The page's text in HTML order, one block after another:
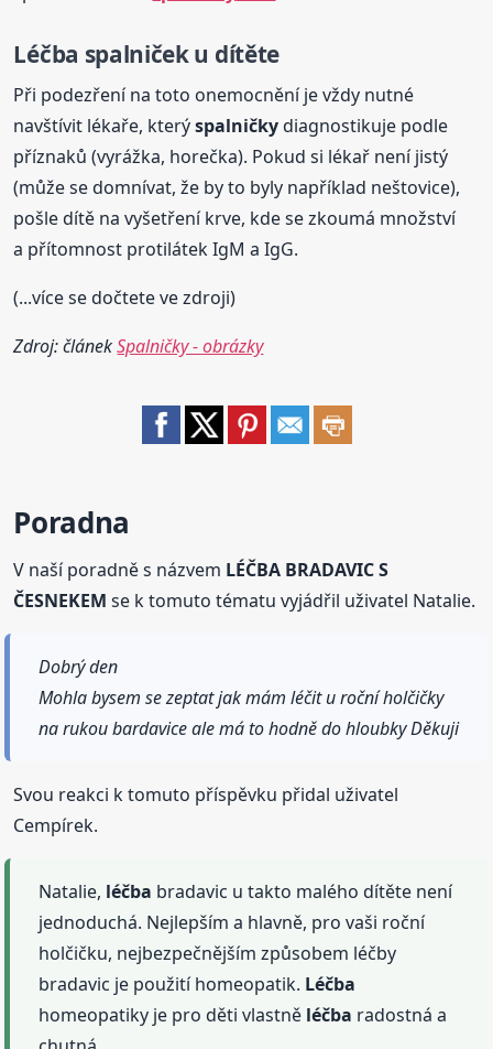
Léčba spalniček u dítěte
Při podezření na toto onemocnění je vždy nutné
navštívit lékaře, kterýspalničkydiagnostikuje podle
příznaků (vyrážka, horečka). Pokud si lékař není jistý
(může se domnívat, že by to byly například neštovice),
pošle dítě na vyšetření krve, kde se zkoumá množství
a přítomnost protilátek IgM a IgG.
(...více se dočtete ve zdroji)
Zdroj: článekSpalničky - obrázky
Poradna
V naší poradně s názvem LÉČBA BRADAVIC S
ČESNEKEM se k tomuto tématu vyjádřil uživatel Natalie.
Dobrý den
Mohla bysem se zeptat jak mám léčit u roční holčičky
na rukou bardavice ale má to hodně do hloubky Děkuji
Svou reakci k tomuto příspěvku přidal uživatel
Cempírek.
Natalie, léčba bradavic u takto malého dítěte není
jednoduchá. Nejlepším a hlavně, pro vaši roční
holčičku, nejbezpečnějším způsobem léčby
bradavic je použití homeopatik. Léčba
homeopatiky je pro děti vlastně léčba radostná a